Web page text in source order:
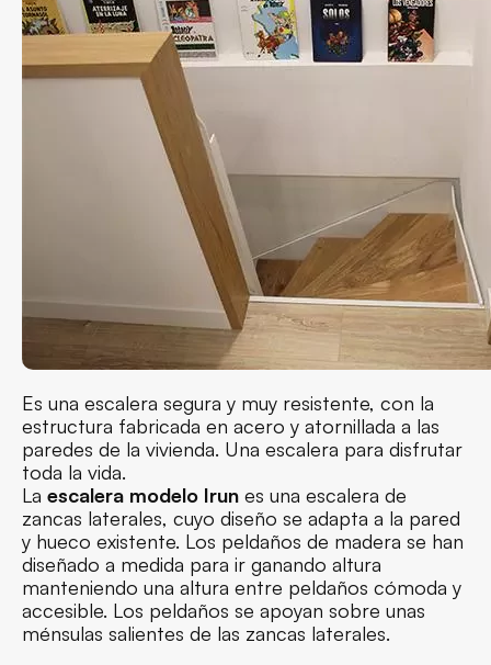
Es una escalera segura y muy resistente, con la
estructura fabricada en acero y atornillada a las
paredes de la vivienda. Una escalera para disfrutar
toda la vida.
La escalera modelo Irun es una escalera de
zancas laterales, cuyo diseño se adapta a la pared
y hueco existente. Los peldaños de madera se han
diseñado a medida para ir ganando altura
manteniendo una altura entre peldaños cómoda y
accesible. Los peldaños se apoyan sobre unas
ménsulas salientes de las zancas laterales.